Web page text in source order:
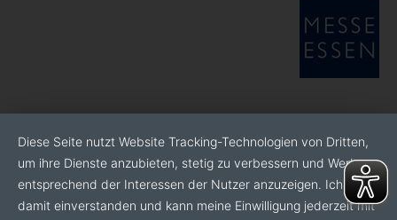
Diese Seite nutzt Website Tracking-Technologien von Dritten,
um ihre Dienste anzubieten, stetig zu verbessern und Werbung
entsprechend der Interessen der Nutzer anzuzeigen. Ich bin
damit einverstanden und kann meine Einwilligung jederzeit mit